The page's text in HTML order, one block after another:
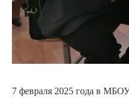
7 февраля 2025 года в